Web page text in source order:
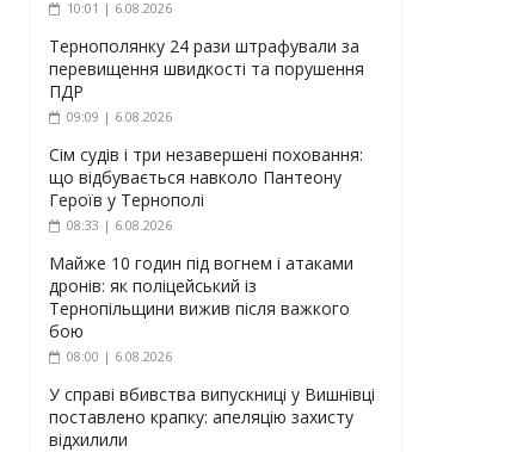
10:01 | 6.08.2026
Тернополянку 24 рази штрафували за
перевищення швидкості та порушення
ПДР
09:09 | 6.08.2026
Сім судів і три незавершені поховання:
що відбувається навколо Пантеону
Героїв у Тернополі
08:33 | 6.08.2026
Майже 10 годин під вогнем і атаками
дронів: як поліцейський із
Тернопільщини вижив після важкого
бою
08:00 | 6.08.2026
У справі вбивства випускниці у Вишнівці
поставлено крапку: апеляцію захисту
відхилили